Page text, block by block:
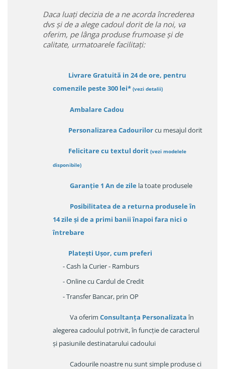
Daca luați decizia de a ne acorda încrederea
dvs și de a alege cadoul dorit de la noi, va
oferim, pe lânga produse frumoase și de
calitate, urmatoarele facilitați:
Livrare Gratuită in 24 de ore, pentru
comenzile peste 300 lei* (vezi detalii)
Ambalare Cadou
Personalizarea Cadourilorcu mesajul dorit
Felicitare cu textul dorit (vezi modelele
disponibile)
Garanție 1 An de zile la toate produsele
Posibilitatea de a returna produsele în
14 zileși de a primi banii înapoi fara nici o
întrebare
Platești Ușor, cum preferi
- Cash la Curier - Ramburs
- Online cu Cardul de Credit
- Transfer Bancar, prin OP
Va oferim Consultanța Personalizataîn
alegerea cadoulul potrivit, în funcție de caracterul
și pasiunile destinatarului cadoului
Cadourile noastre nu sunt simple produse ci